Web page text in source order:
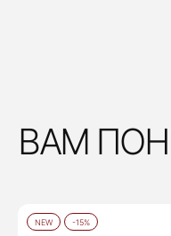
ВАМ
NEW -15%